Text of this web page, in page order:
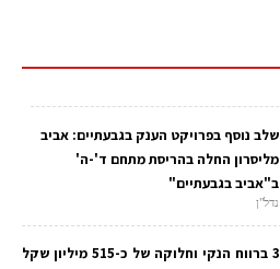
שלב נוסף בפרויקט הענק בגבעתיים: אביב
מליסרון החלה בהריסת מתחם ד'-ה'
ב"אביב בגבעתיים"
נדל"ן
בזק ברבעון השני: זינוק של 38% ברווח הנקי וחלוקה של כ-515 מיליון שקל